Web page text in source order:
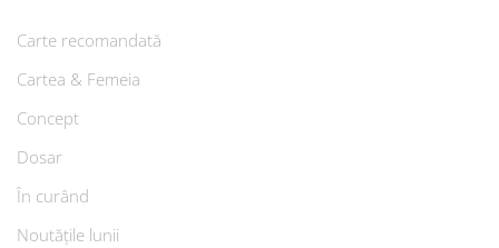
Carte recomandată
Cartea & Femeia
Concept
Dosar
În curând
Noutățile lunii